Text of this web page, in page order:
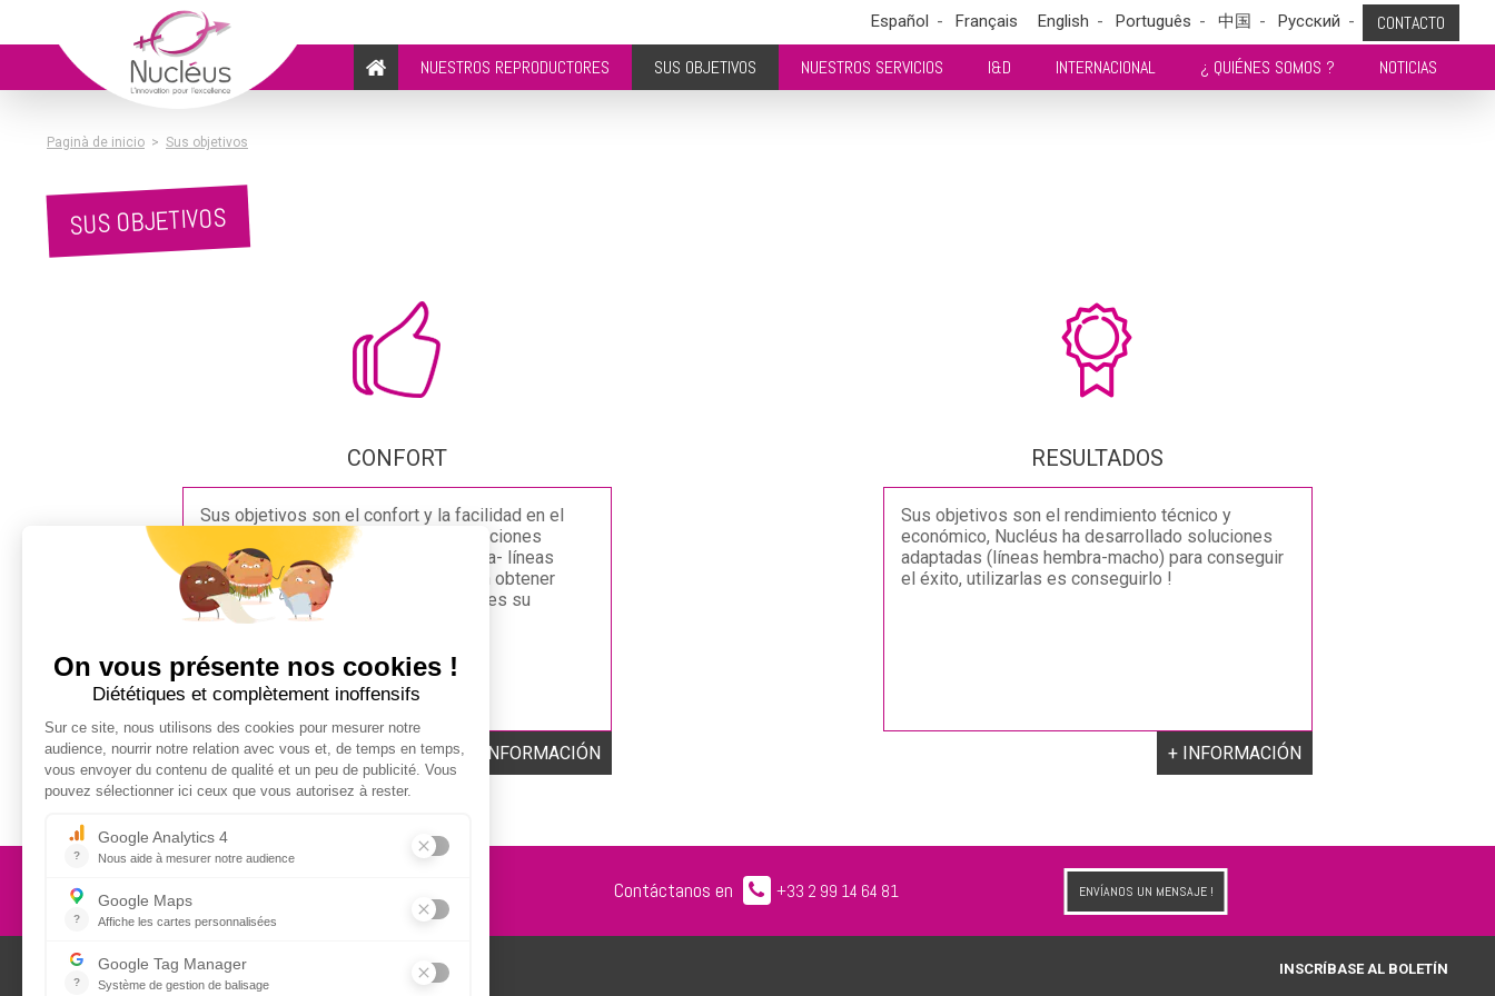
CONTACTO
Español Français English Português 中国 Pусский
NUESTROS REPRODUCTORES SUS OBJETIVOS NUESTROS SERVICIOS I&D INTERNACIONAL ¿ QUIÉNES SOMOS ? NOTICIAS
Paginà de inicio > Sus objetivos
SUS OBJETIVOS
CONFORT
Sus objetivos son el confort y la facilidad en el
manejo, Nucléus ha desarrollado soluciones
específicas adaptadas (líneas hembra- líneas
macho) que combinadas le permitirán obtener
éxito en economía y confort. Usarlas es su
elección.
+ INFORMACIÓN
RESULTADOS
Sus objetivos son el rendimiento técnico y
económico, Nucléus ha desarrollado soluciones
adaptadas (líneas hembra-macho) para conseguir
el éxito, utilizarlas es conseguirlo !
+ INFORMACIÓN
UNA PREGUNTA ? Contáctanos en +33 2 99 14 64 81 ENVÍANOS UN MENSAJE !
NUCLEUS - S.A.S. INSCRÍBASE AL BOLETÍN